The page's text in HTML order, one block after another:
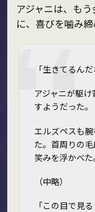
アジャニは、も
に、喜びを噛み
「生きてるんだ
アジャニが駆
すようだった。
エルズペスも
た。首周りの
笑みを浮かべた
（中略）
「この目で見